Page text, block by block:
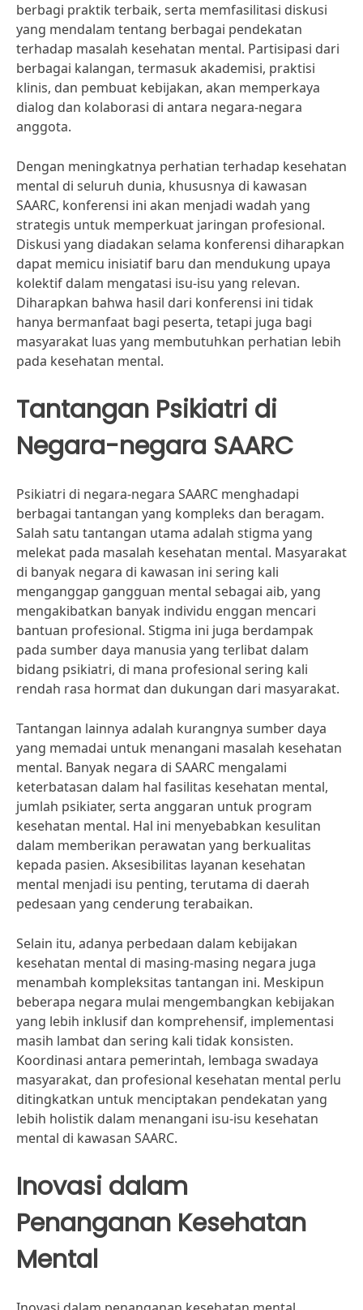
berbagi praktik terbaik, serta memfasilitasi diskusi
yang mendalam tentang berbagai pendekatan
terhadap masalah kesehatan mental. Partisipasi dari
berbagai kalangan, termasuk akademisi, praktisi
klinis, dan pembuat kebijakan, akan memperkaya
dialog dan kolaborasi di antara negara-negara
anggota.
Dengan meningkatnya perhatian terhadap kesehatan
mental di seluruh dunia, khususnya di kawasan
SAARC, konferensi ini akan menjadi wadah yang
strategis untuk memperkuat jaringan profesional.
Diskusi yang diadakan selama konferensi diharapkan
dapat memicu inisiatif baru dan mendukung upaya
kolektif dalam mengatasi isu-isu yang relevan.
Diharapkan bahwa hasil dari konferensi ini tidak
hanya bermanfaat bagi peserta, tetapi juga bagi
masyarakat luas yang membutuhkan perhatian lebih
pada kesehatan mental.
Tantangan Psikiatri di
Negara-negara SAARC
Psikiatri di negara-negara SAARC menghadapi
berbagai tantangan yang kompleks dan beragam.
Salah satu tantangan utama adalah stigma yang
melekat pada masalah kesehatan mental. Masyarakat
di banyak negara di kawasan ini sering kali
menganggap gangguan mental sebagai aib, yang
mengakibatkan banyak individu enggan mencari
bantuan profesional. Stigma ini juga berdampak
pada sumber daya manusia yang terlibat dalam
bidang psikiatri, di mana profesional sering kali
rendah rasa hormat dan dukungan dari masyarakat.
Tantangan lainnya adalah kurangnya sumber daya
yang memadai untuk menangani masalah kesehatan
mental. Banyak negara di SAARC mengalami
keterbatasan dalam hal fasilitas kesehatan mental,
jumlah psikiater, serta anggaran untuk program
kesehatan mental. Hal ini menyebabkan kesulitan
dalam memberikan perawatan yang berkualitas
kepada pasien. Aksesibilitas layanan kesehatan
mental menjadi isu penting, terutama di daerah
pedesaan yang cenderung terabaikan.
Selain itu, adanya perbedaan dalam kebijakan
kesehatan mental di masing-masing negara juga
menambah kompleksitas tantangan ini. Meskipun
beberapa negara mulai mengembangkan kebijakan
yang lebih inklusif dan komprehensif, implementasi
masih lambat dan sering kali tidak konsisten.
Koordinasi antara pemerintah, lembaga swadaya
masyarakat, dan profesional kesehatan mental perlu
ditingkatkan untuk menciptakan pendekatan yang
lebih holistik dalam menangani isu-isu kesehatan
mental di kawasan SAARC.
Inovasi dalam
Penanganan Kesehatan
Mental